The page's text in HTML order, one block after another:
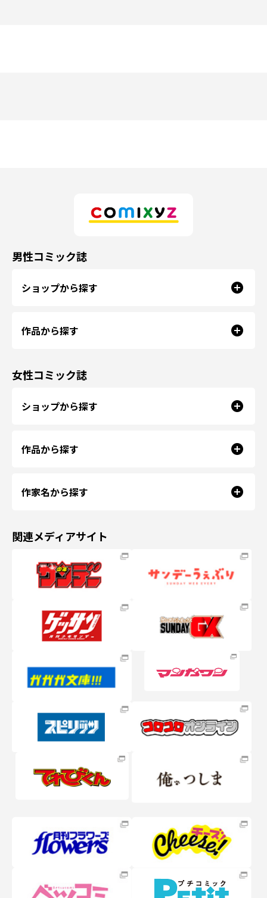
男性コミック誌
ショップから探す
作品から探す
女性コミック誌
ショップから探す
作品から探す
作家名から探す
関連メディアサイト